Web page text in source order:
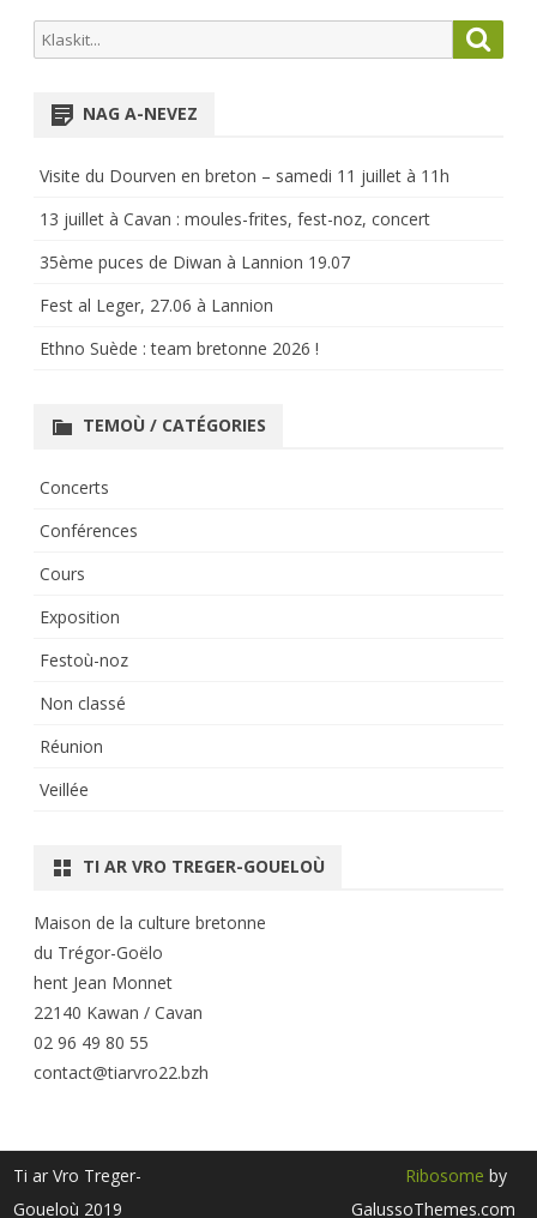
Search
for:
NAG A-NEVEZ
Visite du Dourven en breton – samedi 11 juillet à 11h
13 juillet à Cavan : moules-frites, fest-noz, concert
35ème puces de Diwan à Lannion 19.07
Fest al Leger, 27.06 à Lannion
Ethno Suède : team bretonne 2026 !
TEMOÙ / CATÉGORIES
Concerts
Conférences
Cours
Exposition
Festoù-noz
Non classé
Réunion
Veillée
TI AR VRO TREGER-GOUELOÙ
Maison de la culture bretonne
du Trégor-Goëlo
hent Jean Monnet
22140 Kawan / Cavan
02 96 49 80 55
contact@tiarvro22.bzh
Ti ar Vro Treger-
Goueloù 2019
Ribosome by
GalussoThemes.com